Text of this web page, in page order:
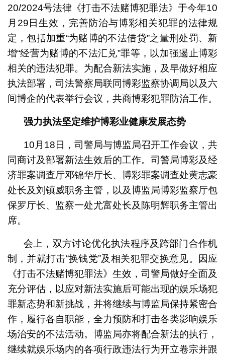
20/2024号法律《打击不法赌博犯罪法》于今年10
月29日生效，完善防治与博彩相关犯罪的法律规
定，包括加重“为赌博的不法借贷”之量刑处罚、新
增“经营为赌博的不法汇兑”罪等，以加强遏止博彩
相关的违法犯罪。为配合新法实施，及早做好相应
执法部署，司法警察局联同博彩监察协调局以及六
间博企的代表举行会议，共商博彩犯罪防治工作。
强力执法坚定维护博彩业健康发展态势
10月18日，司警局与博监局召开工作会议，共
同商讨及部署新法生效后的工作。司警局博彩及经
济罪案调查厅邓锦华厅长、博彩罪案调查处黄志豪
处长及刘镇威职务主管，以及博监局博彩监察厅包
保罗厅长、监察一处尤富处长及陈明辉职务主管出
席。
会上，双方讨论优化执法程序及跨部门合作机
制，并就打击“换钱党”及相关犯罪交换意见。因应
《打击不法赌博犯罪法》生效，司警局做好全面及
充分评估，以应对新法实施后可能出现的娱乐场犯
罪新态势和新挑战，并将继续与博监局保持紧密合
作，履行各自职能，全力预防和打击各类影响娱乐
场治安的不法活动。博监局亦将配合新法的执行，
继续就娱乐场内的各项行政违法行为开立卷宗并跟